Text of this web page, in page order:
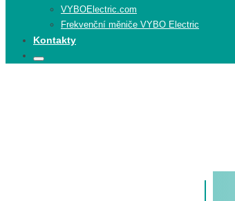
VYBOElectric.com
Frekvenční měniče VYBO Electric
Kontakty
Search
Search